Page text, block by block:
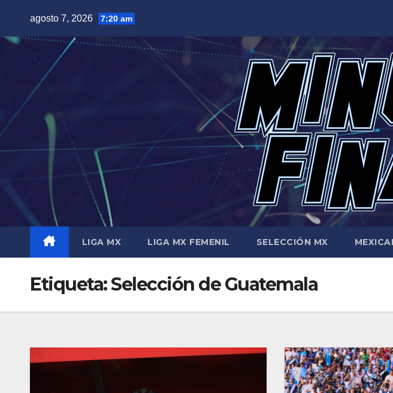
contenido
agosto 7, 2026 7:20 am
LIGA MX LIGA MX FEMENIL SELECCIÓN MX
Etiqueta:Selección de Guatemala